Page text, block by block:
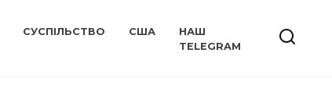
СУСПІЛЬСТВО США
НАШ
TELEGRAM